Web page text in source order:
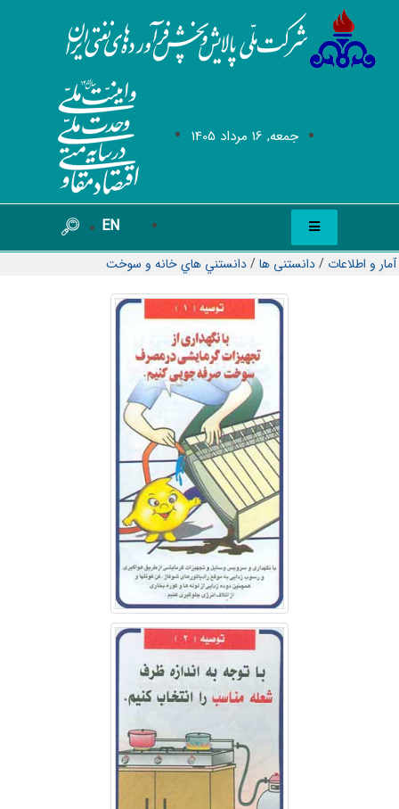
جمعه, 16 مرداد 1405
EN
آمار و اطلاعات /دانستنی ها/دانستني هاي خانه و سوخت